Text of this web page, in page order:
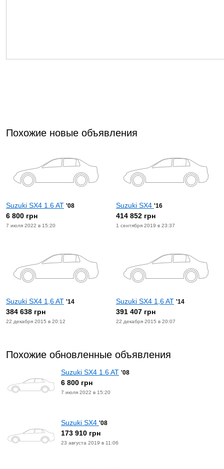
Похожие новые объявления
Suzuki SX4 1.6 AT '08
6 800 грн
7 июля 2022 в 15:20
Suzuki SX4 '16
414 852 грн
1 сентября 2019 в 23:37
Suzuki SX4 1,6 AT '14
384 638 грн
22 декабря 2015 в 20:12
Suzuki SX4 1,6 AT '14
391 407 грн
22 декабря 2015 в 20:07
Похожие обновленные объявления
Suzuki SX4 1.6 AT '08
6 800 грн
7 июля 2022 в 15:20
Suzuki SX4 '08
173 910 грн
23 августа 2019 в 11:06